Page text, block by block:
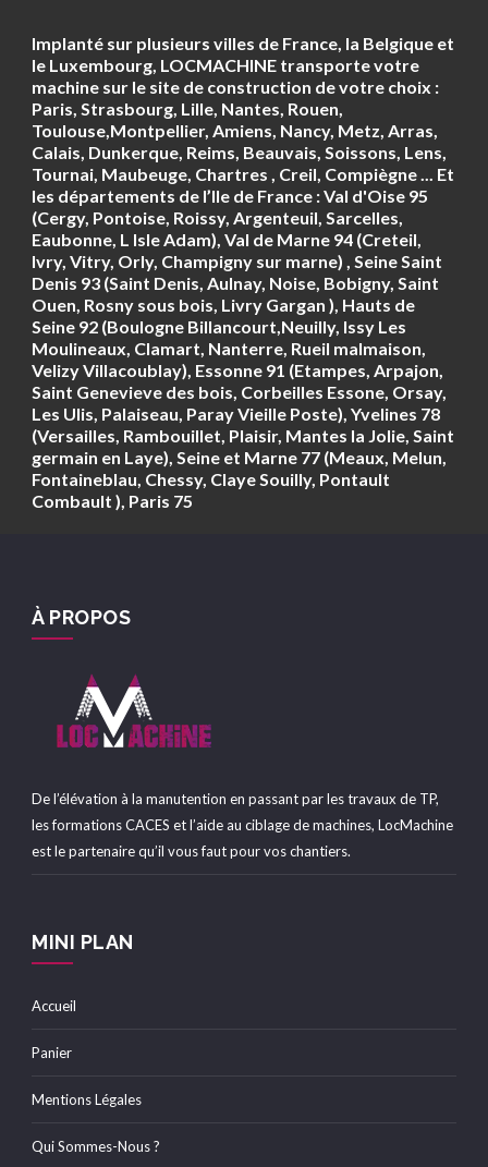
Implanté sur plusieurs villes de France, la Belgique et
le Luxembourg, LOCMACHINE transporte votre
machine sur le site de construction de votre choix :
Paris, Strasbourg, Lille, Nantes, Rouen,
Toulouse,Montpellier, Amiens, Nancy, Metz, Arras,
Calais, Dunkerque, Reims, Beauvais, Soissons, Lens,
Tournai, Maubeuge, Chartres , Creil, Compiègne ... Et
les départements de l’Ile de France : Val d'Oise 95
(Cergy, Pontoise, Roissy, Argenteuil, Sarcelles,
Eaubonne, L Isle Adam), Val de Marne 94 (Creteil,
Ivry, Vitry, Orly, Champigny sur marne) , Seine Saint
Denis 93 (Saint Denis, Aulnay, Noise, Bobigny, Saint
Ouen, Rosny sous bois, Livry Gargan ), Hauts de
Seine 92 (Boulogne Billancourt,Neuilly, Issy Les
Moulineaux, Clamart, Nanterre, Rueil malmaison,
Velizy Villacoublay), Essonne 91 (Etampes, Arpajon,
Saint Genevieve des bois, Corbeilles Essone, Orsay,
Les Ulis, Palaiseau, Paray Vieille Poste), Yvelines 78
(Versailles, Rambouillet, Plaisir, Mantes la Jolie, Saint
germain en Laye), Seine et Marne 77 (Meaux, Melun,
Fontaineblau, Chessy, Claye Souilly, Pontault
Combault ), Paris 75
À PROPOS
De l’élévation à la manutention en passant par les travaux de TP,
les formations CACES et l’aide au ciblage de machines, LocMachine
est le partenaire qu’il vous faut pour vos chantiers.
MINI PLAN
Accueil
Panier
Mentions Légales
Qui Sommes-Nous ?